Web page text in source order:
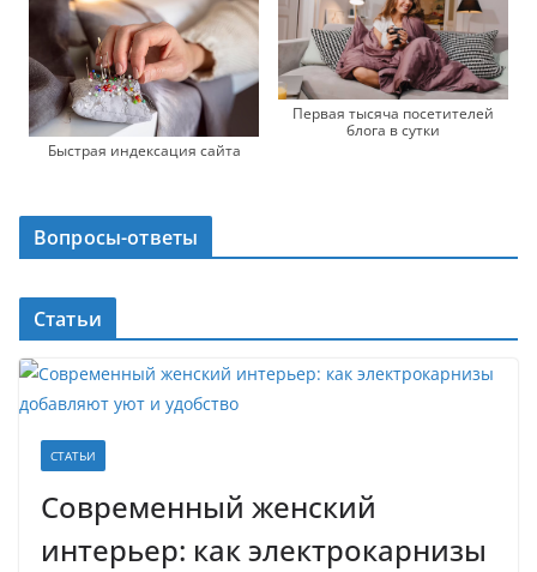
Быстрая индексация сайта
Первая тысяча посетителей
блога в сутки
Вопросы-ответы
Статьи
СТАТЬИ
Современный женский
интерьер: как электрокарнизы